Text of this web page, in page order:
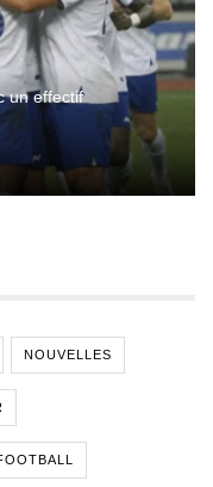
un effectif
NOUVELLES